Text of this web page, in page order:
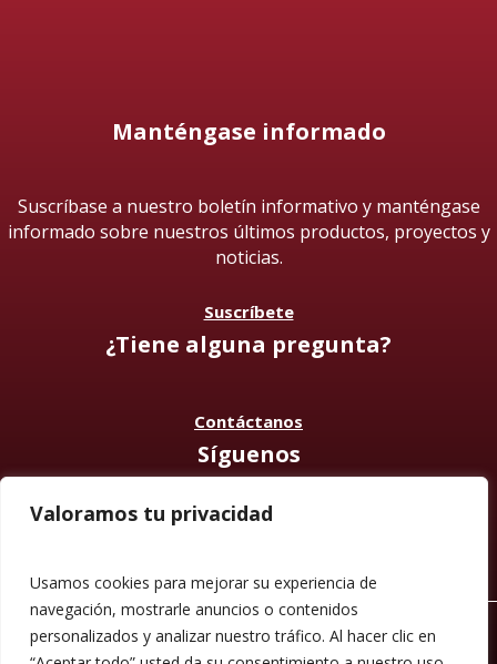
Valoramos tu privacidad
Usamos cookies para mejorar su experiencia de
navegación, mostrarle anuncios o contenidos
personalizados y analizar nuestro tráfico. Al hacer clic en
Manténgase informado
Suscríbase a nuestro boletín informativo y manténgase
informado sobre nuestros últimos productos, proyectos y
noticias.
Suscríbete
¿Tiene alguna pregunta?
Contáctanos
Síguenos
© 2026 Mueble de Nájera.
Aviso legal